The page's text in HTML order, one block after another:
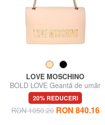
LOVE MOSCHINO
BOLD LOVE Geantă de umăr
20% REDUCERI
RON 1050.20 RON 840.16